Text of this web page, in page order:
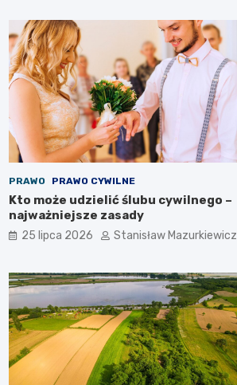
PRAWO PRAWO CYWILNE
Kto może udzielić ślubu cywilnego –
najważniejsze zasady
25 lipca 2026 Stanisław Mazurkiewicz